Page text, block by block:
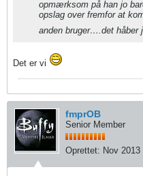
opmærksom på han jo
opslag over fremfor at
anden bruger….det
Det er vi
fmprOB
Senior Member
Oprettet: Nov 2013